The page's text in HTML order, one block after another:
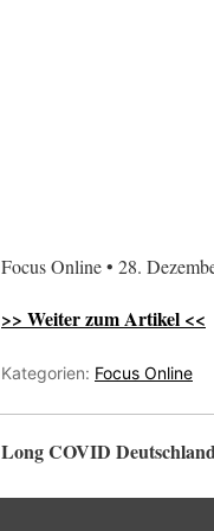
Focus Online • 28.
>> Weiter zum Artikel <<
Kategorien: Focus Online
Long COVID